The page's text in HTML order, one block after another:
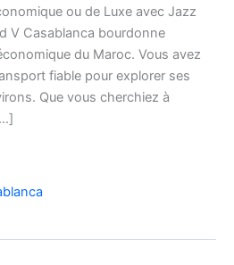
ou de Luxe avec Jazz
V Casablanca bourdonne
du Maroc. Vous avez
fiable pour explorer ses
Que vous cherchiez à